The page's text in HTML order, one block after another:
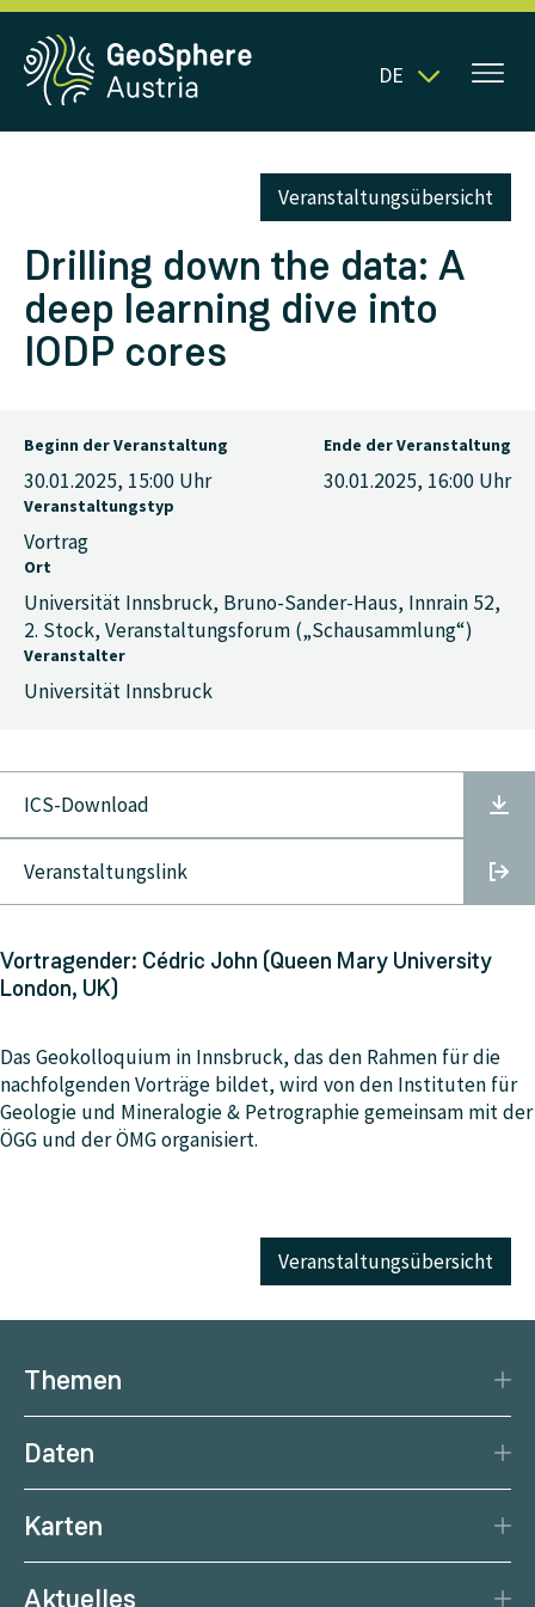
DE
Veranstaltungsübersicht
Drilling down the data: A
deep learning dive into
IODP cores
Beginn der Veranstaltung
30.01.2025, 15:00 Uhr
Ende der Veranstaltung
30.01.2025, 16:00 Uhr
Veranstaltungstyp
Vortrag
Ort
Universität Innsbruck, Bruno-Sander-Haus, Innrain 52,
2. Stock, Veranstaltungsforum („Schausammlung“)
Veranstalter
Universität Innsbruck
ICS-Download
Veranstaltungslink
Vortragender: Cédric John (Queen Mary University
London, UK)
Das Geokolloquium in Innsbruck, das den Rahmen für die
nachfolgenden Vorträge bildet, wird von den Instituten für
Geologie und Mineralogie & Petrographie gemeinsam mit der
ÖGG und der ÖMG organisiert.
Veranstaltungsübersicht
Themen
Klima
Daten
Datenzentrum
Karten
Aktuelles